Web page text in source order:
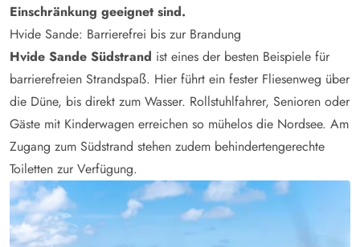
Einschränkung geeignet sind.
Hvide Sande: Barrierefrei bis zur Brandung
Hvide Sande Südstrand ist eines der besten Beispiele für
barrierefreien Strandspaß. Hier führt ein fester Fliesenweg über
die Düne, bis direkt zum Wasser. Rollstuhlfahrer, Senioren oder
Gäste mit Kinderwagen erreichen so mühelos die Nordsee. Am
Zugang zum Südstrand stehen zudem behindertengerechte
Toiletten zur Verfügung.